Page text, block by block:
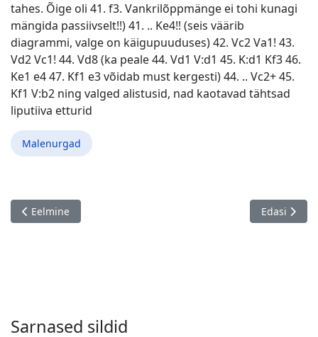
tahes. Õige oli 41. f3. Vankrilõppmänge ei tohi kunagi
mängida passiivselt!!) 41. .. Ke4!! (seis väärib
diagrammi, valge on käigupuuduses) 42. Vc2 Va1! 43.
Vd2 Vc1! 44. Vd8 (ka peale 44. Vd1 V:d1 45. K:d1 Kf3 46.
Ke1 e4 47. Kf1 e3 võidab must kergesti) 44. .. Vc2+ 45.
Kf1 V:b2 ning valged alistusid, nad kaotavad tähtsad
liputiiva etturid
Malenurgad
Eelmine artikkel: Eesti meistrivõistlused ja saja-laua matš
Eelmine Järgmine
Edasi
Sarnased sildid